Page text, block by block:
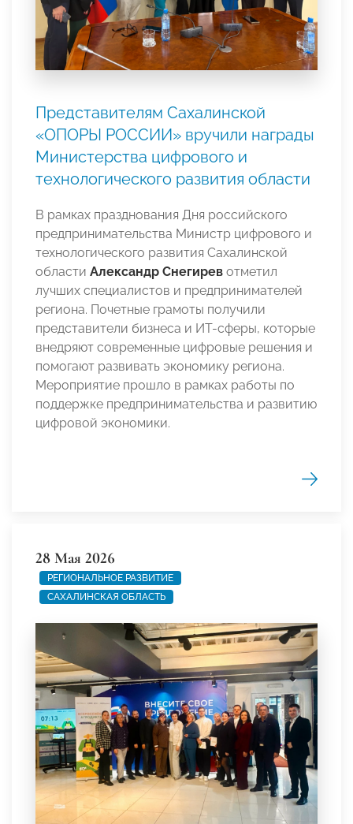
Представителям Сахалинской
«ОПОРЫ РОССИИ» вручили награды
Министерства цифрового и
технологического развития области
В рамках празднования Дня российского
предпринимательства Министр цифрового и
технологического развития Сахалинской
области Александр Снегирев отметил
лучших специалистов и предпринимателей
региона. Почетные грамоты получили
представители бизнеса и ИТ-сферы, которые
внедряют современные цифровые решения и
помогают развивать экономику региона.
Мероприятие прошло в рамках работы по
поддержке предпринимательства и развитию
цифровой экономики.
28 Мая 2026
РЕГИОНАЛЬНОЕ РАЗВИТИЕ
САХАЛИНСКАЯ ОБЛАСТЬ